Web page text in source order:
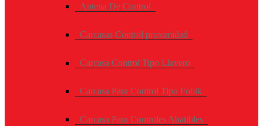
Antena De Control
Carcasas Control proximidad
Carcasa Control Tipo Llavero
Carcasa Para Control Tipo Fobik
Carcasa Para Controles Abatibles